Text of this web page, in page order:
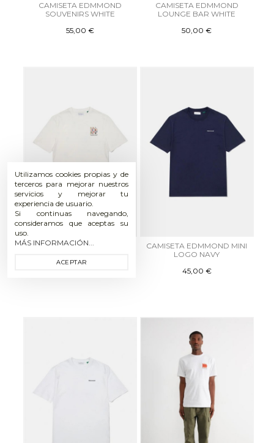
CAMISETA EDMMOND
SOUVENIRS WHITE
55,00 €
CAMISETA EDMMOND
LOUNGE BAR WHITE
50,00 €
CAMISETA EDMMOND
CAMISETA EDMMOND MINI
LOGO NAVY
45,00 €
Utilizamos cookies propias y de
terceros para mejorar nuestros
servicios y mejorar tu
experiencia de usuario.
Si continuas navegando,
consideramos que aceptas su
uso.
MÁS INFORMACIÓN...
ACEPTAR